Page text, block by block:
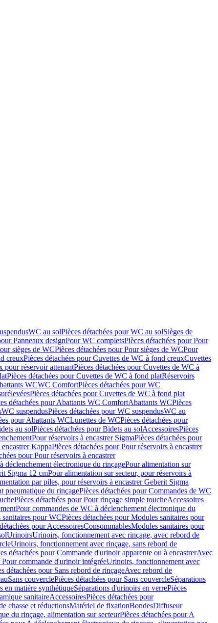
WC au solPièces détachées pour WC au solSièges de
Panneaux designPour WC completsPièces détachées pour Pour
sièges de WCPièces détachées pour Pour sièges de WCPour
creuxPièces détachées pour Cuvettes de WC à fond creuxCuvettes
pour réservoir attenantPièces détachées pour Cuvettes de WC à
Pièces détachées pour Cuvettes de WC à fond platRéservoirs
WCWC ComfortPièces détachées pour WC
Pièces détachées pour Cuvettes de WC à fond plat
détachées pour Abattants WC ComfortAbattants WCPièces
WC suspendusPièces détachées pour WC suspendusWC au
pour Abattants WCLunettes de WCPièces détachées pour
au solPièces détachées pour Bidets au solAccessoiresPièces
Pour réservoirs à encastrer SigmaPièces détachées pour
KappaPièces détachées pour Pour réservoirs à encastrer
pour Pour réservoirs à encastrer
déclenchement électronique du rinçagePour alimentation sur
Sigma 12 cmPour alimentation sur secteur, pour réservoirs à
par piles, pour réservoirs à encastrer Geberit Sigma
pneumatique du rinçagePièces détachées pour Commandes de WC
Pièces détachées pour Pour rinçage simple toucheAccessoires
Pour commandes de WC à déclenchement électronique du
pour WCPièces détachées pour Modules sanitaires pour
pour AccessoiresConsommablesModules sanitaires pour
UrinoirsUrinoirs, fonctionnement avec rinçage, avec rebord de
Urinoirs, fonctionnement avec rinçage, sans rebord de
détachées pour Commande d'urinoir apparente ou à encastrerAvec
Pour commande d'urinoir intégréeUrinoirs, fonctionnement avec
détachées pour Sans rebord de rinçageAvec rebord de
Sans couverclePièces détachées pour Sans couvercleSéparations
en matière synthétiqueSéparations d'urinoirs en verrePièces
sanitaireAccessoiresPièces détachées pour
chasse et réductionsMatériel de fixationBondesDiffuseur
du rinçage, alimentation sur secteurPièces détachées pour A